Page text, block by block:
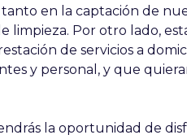
en la captación de
limpieza. Por otro lado,
de servicios a
y personal, y que
la oportunidad de